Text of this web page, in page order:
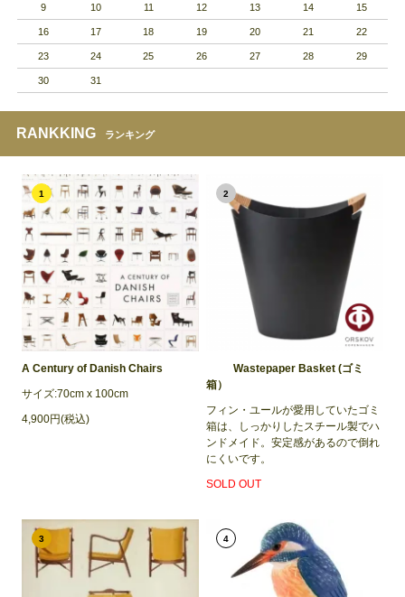
9 10 11 12 13 14 15
16 17 18 19 20 21 22
23 24 25 26 27 28 29
30 31
RANKKING ランキング
1
A Century of Danish Chairs
サイズ:70cm x 100cm
4,900円(税込)
2
Wastepaper Basket (ゴミ
箱）
フィン・ユールが愛用していたゴミ
箱は、しっかりしたスチール製でハ
ンドメイド。安定感があるので倒れ
にくいです。
SOLD OUT
3 4